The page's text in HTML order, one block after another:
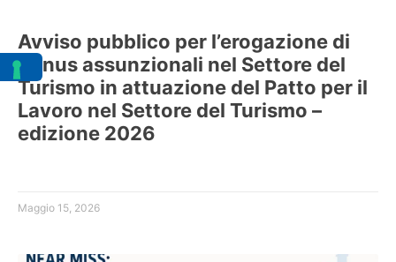
Avviso pubblico per l’erogazione di
bonus assunzionali nel Settore del
Turismo in attuazione del Patto per il
Lavoro nel Settore del Turismo –
edizione 2026
Maggio 15, 2026